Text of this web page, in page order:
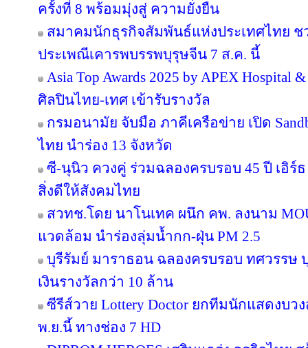
ครั้งที่ 8 พร้อมมุ่งสู่ ความยั่งยืน
สมาคมนักธุรกิจสัมพันธ์แห่งประเทศไทย
ประเพณีเคารพบรรพบุรุษจีน 7 ส.ค. นี้
Asia Top Awards 2025 by APEX
ศิลปินไทย-เทศ เข้ารับรางวัล
กรมอนามัย จับมือ ภาคีเครือข่าย เปิด
ไทย นำร่อง 13 จังหวัด
ซี-นุนิว ควงคู่ ร่วมฉลองครบรอบ 45 ปี เอิร์
สิ่งดีให้สังคมไทย
สวทช.โดย นาโนเทค ผนึก คพ. ลงนาม
แวดล้อม นำร่องลุ่มน้ำกก-ฝุ่น PM 2.5
บุรีรัมย์ มาราธอน ฉลองครบรอบ ทศวรรษ
เงินรางวัลกว่า 10 ล้าน
ซีรีส์วาย Lottery Doctor ยกทีมนักแสดงบว
พ.ย.นี้ ทางช่อง 7 HD